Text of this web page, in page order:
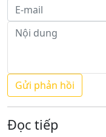
Đọc tiếp